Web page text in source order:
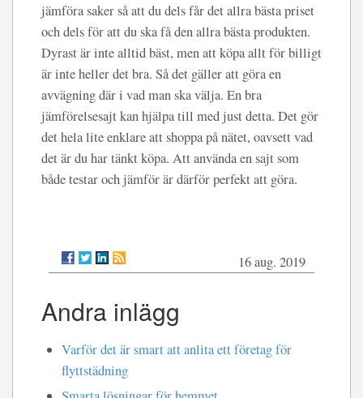
jämföra saker så att du dels får det allra bästa priset
och dels för att du ska få den allra bästa produkten.
Dyrast är inte alltid bäst, men att köpa allt för billigt
är inte heller det bra. Så det gäller att göra en
avvägning där i vad man ska välja. En bra
jämförelsesajt kan hjälpa till med just detta. Det gör
det hela lite enklare att shoppa på nätet, oavsett vad
det är du har tänkt köpa. Att använda en sajt som
både testar och jämför är därför perfekt att göra.
16 aug. 2019
Andra inlägg
Varför det är smart att anlita ett företag för
flyttstädning